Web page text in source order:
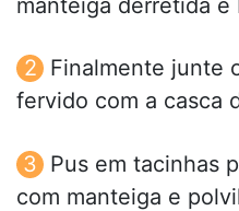
manteiga derretida e
Finalmente junte
fervido com a casca
Pus em tacinhas
com manteiga e